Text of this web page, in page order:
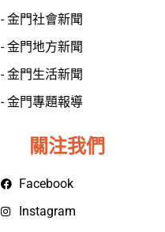
- 金門社會新聞
- 金門地方新聞
- 金門生活新聞
- 金門專題報導
關注我們
Facebook
Instagram